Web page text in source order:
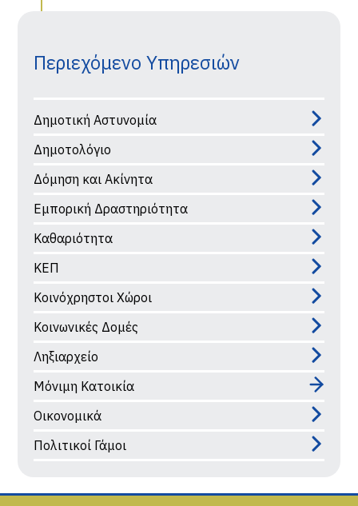
Περιεχόμενο Υπηρεσιών
Δημοτική Αστυνομία
Δημοτολόγιο
Δόμηση και Ακίνητα
Εμπορική Δραστηριότητα
Καθαριότητα
ΚΕΠ
Κοινόχρηστοι Χώροι
Κοινωνικές Δομές
Ληξιαρχείο
Μόνιμη Κατοικία
Οικονομικά
Πολιτικοί Γάμοι